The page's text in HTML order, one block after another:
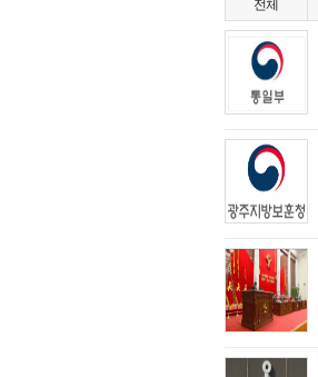
전체